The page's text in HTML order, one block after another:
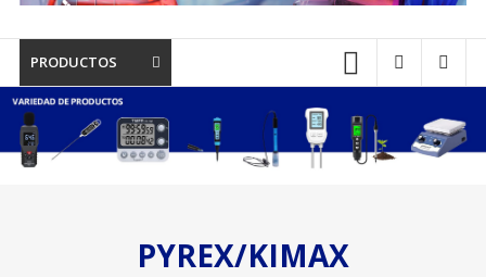
PRODUCTOS
PYREX/KIMAX